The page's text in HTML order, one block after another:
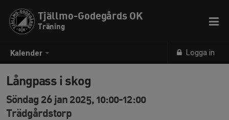
Kalender Logga in
Tjällmo-Godegårds OK
Träning
Långpass i skog
Söndag 26 jan 2025, 10:00-12:00
Trädgårdstorp